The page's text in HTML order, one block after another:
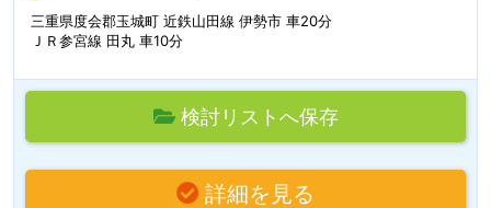
三重県度会郡玉城町 近鉄山田線 伊勢市 車20分
ＪＲ参宮線 田丸 車10分
検討リストへ保存
詳細を見る